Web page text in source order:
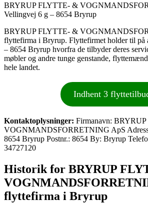
BRYRUP FLYTTE- &
Vellingvej 6 g – 8654 Bryrup
BRYRUP FLYTTE- &
flyttefirma i Bryrup. Flyttefirmet holder til på
– 8654 Bryrup hvorfra de tilbyder deres
møbler og andre tunge genstande,
hele landet.
Indhent 3
Kontaktoplysninger: Firmanavn:
VOGNMANDSFORRETNING ApS
8654 Bryrup Postnr.: 8654 By: Bryrup
34727120
Historik for BRYRUP
flyttefirma i Bryrup